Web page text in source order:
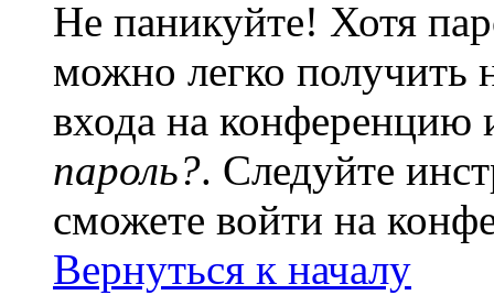
Не паникуйте! Хотя
можно легко получить
входа на
пароль?. Следуйте
сможете войти на
Вернуться к началу